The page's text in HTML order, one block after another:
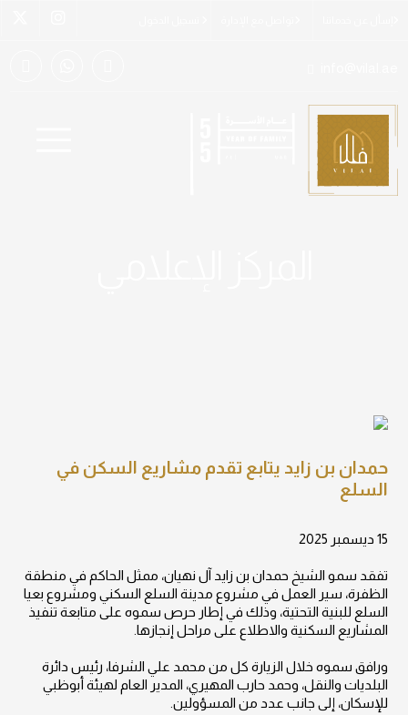
حمدان بن زايد يتابع تقدم مشاريع السكن في
السلع
15 ديسمبر 2025
تفقد سمو الشيخ حمدان بن زايد آل نهيان، ممثل الحاكم في منطقة
الظفرة، سير العمل في مشروع مدينة السلع السكني ومشروع بعيا
السلع للبنية التحتية، وذلك في إطار حرص سموه على متابعة تنفيذ
المشاريع السكنية والاطلاع على مراحل إنجازها.
ورافق سموه خلال الزيارة كل من محمد علي الشرفا، رئيس دائرة
البلديات والنقل، وحمد حارب المهيري، المدير العام لهيئة أبوظبي
للإسكان، إلى جانب عدد من المسؤولين.